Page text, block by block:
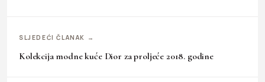
SLJEDEĆI ČLANAK →
Kolekcija modne kuće Dior za proljeće 2018. godine